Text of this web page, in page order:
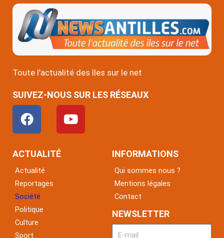
Toute l’actualité des îles sur le net
SUIVEZ-NOUS SUR LES RÉSEAUX
F
a
c
e
o
o
k
Y
o
u
ACTUALITÉ
Actualité
Reportages
Société
Politique
Culture
Sport
INFORMATIONS
Qui sommes nous ?
Mentions légales
Contact
NEWSLETTER